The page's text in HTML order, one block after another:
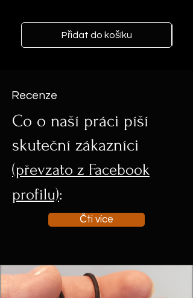
Recenze
Co o naší práci píší
skuteční zákazníci
(převzato z Facebook
profilu):
Čti více
Přidat do košíku